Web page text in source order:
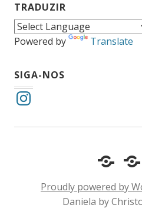
TRADUZIR
Powered by Translate
SIGA-NOS
Instagram
Cotidiano
e
Proudly powered by
Daniela by